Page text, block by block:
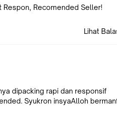
Respon, Recomended Seller!
Lihat
dipacking rapi dan responsif
Syukron insyaAlloh